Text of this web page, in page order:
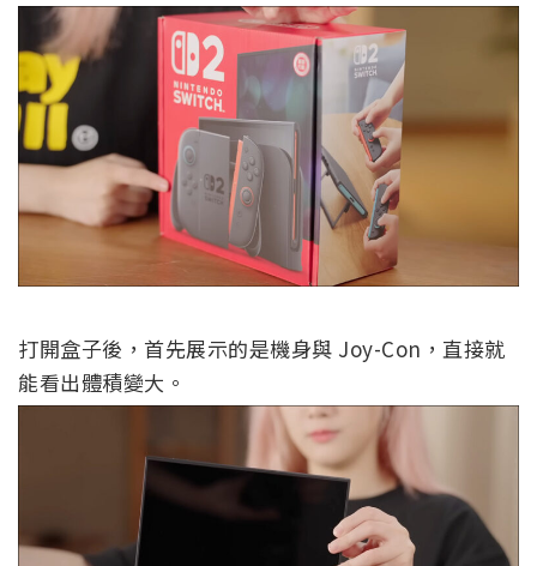
打開盒子後，首先展示的是機身與 Joy-Con，直接就
能看出體積變大。